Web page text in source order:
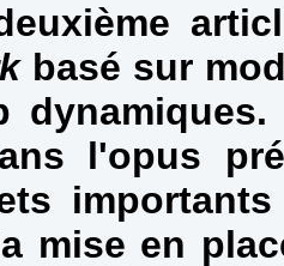
basé sur
l'opus
mise en